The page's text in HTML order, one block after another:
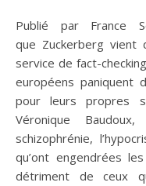
Publié par France Soir le 10 janvier 2025 Alors
que Zuckerberg vient
service de fact-
européens paniquent
pour leurs propres
Véronique
schizophrénie,
qu’ont engendrées
détriment de ceux